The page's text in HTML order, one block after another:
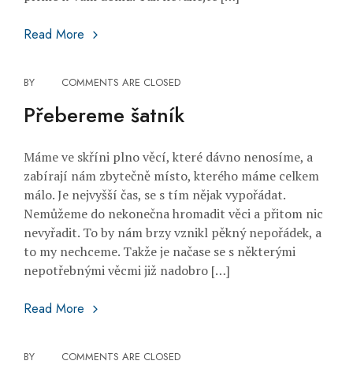
Starý nábytek bude vypadat jako nový
Read More
BY COMMENTS ARE CLOSED
Přebereme šatník
Máme ve skříni plno věcí, které dávno nenosíme, a
zabírají nám zbytečně místo, kterého máme celkem
málo. Je nejvyšší čas, se s tím nějak vypořádat.
Nemůžeme do nekonečna hromadit věci a přitom nic
nevyřadit. To by nám brzy vznikl pěkný nepořádek, a
to my nechceme. Takže je načase se s některými
nepotřebnými věcmi již nadobro […]
Přebereme šatník
Read More
BY COMMENTS ARE CLOSED